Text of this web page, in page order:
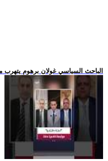
.. الباحث السياسي غولان برهوم